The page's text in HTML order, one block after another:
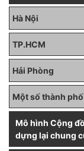
Hà Nội
TP.HCM
Hải Phòng
Một số thành
Mô hình Cộng
dựng lại chung